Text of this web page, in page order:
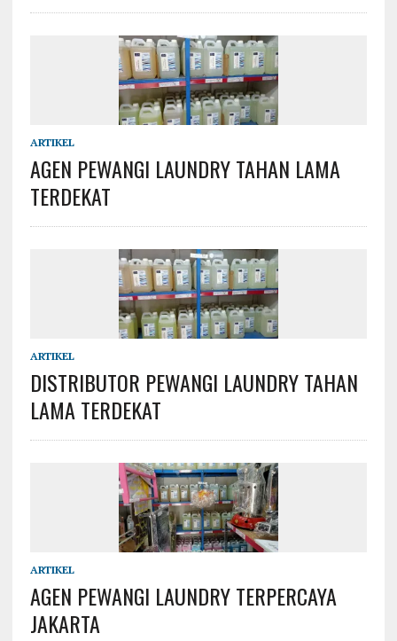
ARTIKEL
AGEN PEWANGI LAUNDRY TAHAN LAMA
TERDEKAT
ARTIKEL
DISTRIBUTOR PEWANGI LAUNDRY TAHAN
LAMA TERDEKAT
ARTIKEL
AGEN PEWANGI LAUNDRY TERPERCAYA
JAKARTA